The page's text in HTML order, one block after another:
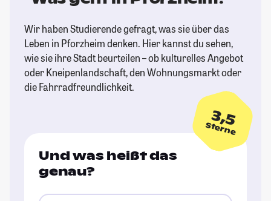
Wir haben Studierende gefragt, was sie über das
Leben in Pforzheim denken. Hier kannst du sehen,
wie sie ihre Stadt beurteilen – ob kulturelles Angebot
oder Kneipenlandschaft, den Wohnungsmarkt oder
die Fahrradfreundlichkeit.
3,5
Sterne
Und was heißt das
genau?